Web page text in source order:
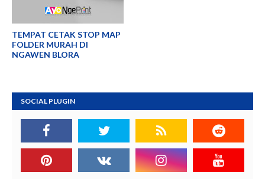
TEMPAT CETAK STOP MAP
FOLDER MURAH DI
NGAWEN BLORA
SOCIAL PLUGIN